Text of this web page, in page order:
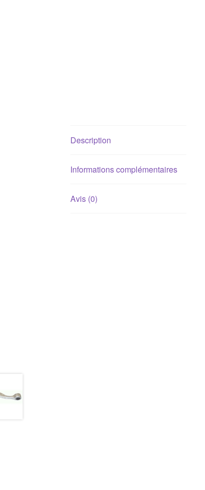
Description
Informations complémentaires
Avis (0)